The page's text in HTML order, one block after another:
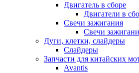
Двигатель в сборе
Двигатели в
Свечи зажигания
Свечи
Дуги, клетки, слайдеры
Слайдеры
Запчасти для китайских
Avantis